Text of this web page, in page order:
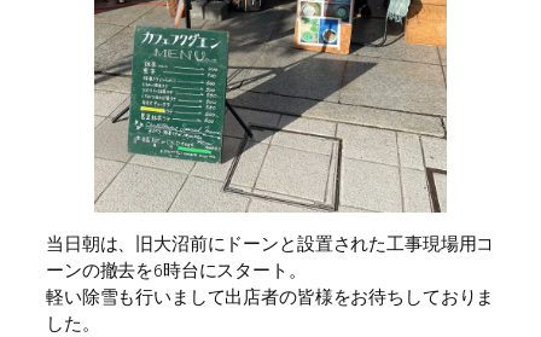
当日朝は、旧大沼前にドーンと設置された工事現場用コ
ーンの撤去を6時台にスタート。
軽い除雪も行いまして出店者の皆様をお待ちしておりま
した。